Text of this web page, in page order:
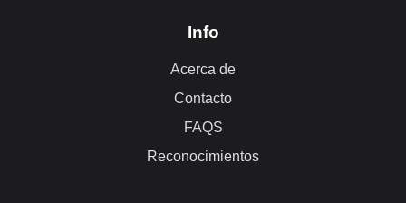
Info
Acerca de
Contacto
FAQS
Reconocimientos